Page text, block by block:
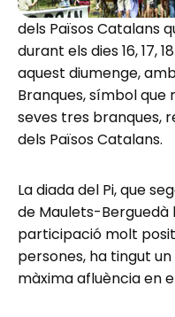
dels Països Catalans
durant els dies 16, 17,
aquest diumenge,
Branques, símbol que
seves tres branques,
dels Països Catalans.
La diada del Pi, que
de Maulets-
participació molt
persones, ha tingut
màxima afluència en